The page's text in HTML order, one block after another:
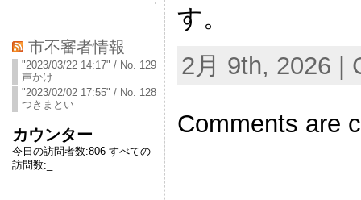
市不審者情報
"2023/03/22 14:17" / No. 129
声かけ
"2023/02/02 17:55" / No. 128
つきまとい
カウンター
今日の訪問者数:806すべての
訪問数:
す。
2月 9th, 2026 |
Comments are